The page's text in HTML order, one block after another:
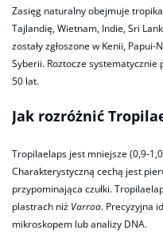
Zasięg naturalny obejmuje
Tajlandię, Wietnam, Indie, Sri
zostały zgłoszone w Kenii,
Syberii. Roztocze
50 lat.
Jak rozróżnić
Tropilaelaps jest mniejsze (0,9-
Charakterystyczną cechą jest
przypominająca czułki.
plastrach niż Varroa. Precyzyjna
mikroskopem lub analizy DNA.